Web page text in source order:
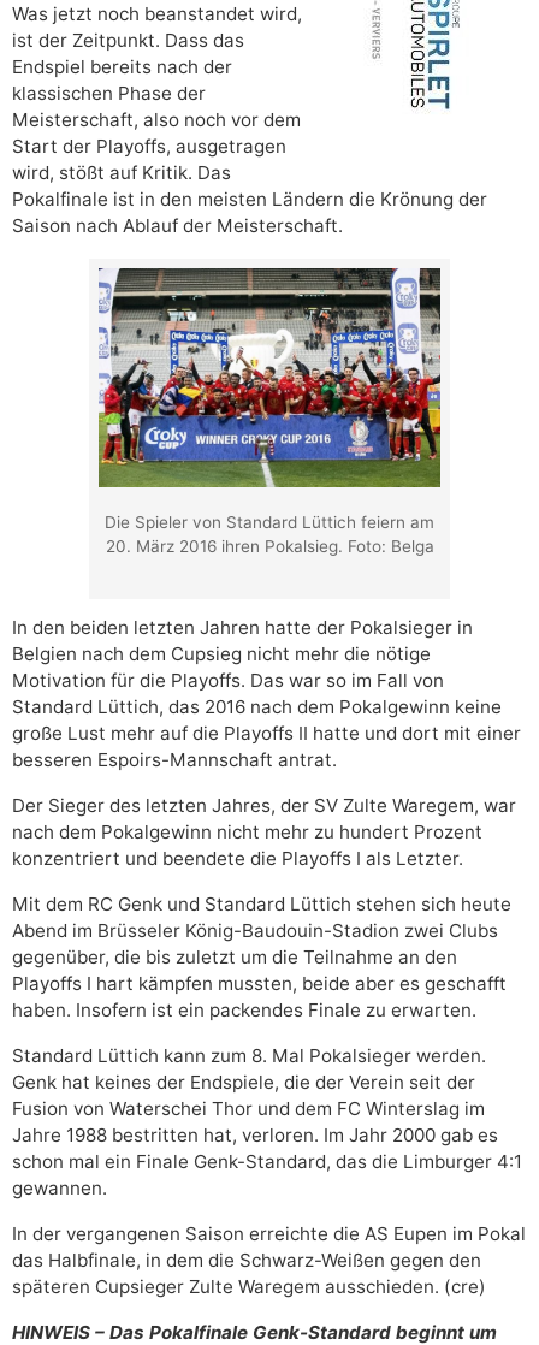
Was jetzt noch beanstandet wird,
ist der Zeitpunkt. Dass das
Endspiel bereits nach der
klassischen Phase der
Meisterschaft, also noch vor dem
Start der Playoffs, ausgetragen
wird, stößt auf Kritik. Das
Pokalfinale ist in den meisten Ländern die Krönung der
Saison nach Ablauf der Meisterschaft.
Die Spieler von Standard Lüttich feiern am
20. März 2016 ihren Pokalsieg. Foto: Belga
In den beiden letzten Jahren hatte der Pokalsieger in
Belgien nach dem Cupsieg nicht mehr die nötige
Motivation für die Playoffs. Das war so im Fall von
Standard Lüttich, das 2016 nach dem Pokalgewinn keine
große Lust mehr auf die Playoffs II hatte und dort mit einer
besseren Espoirs-Mannschaft antrat.
Der Sieger des letzten Jahres, der SV Zulte Waregem, war
nach dem Pokalgewinn nicht mehr zu hundert Prozent
konzentriert und beendete die Playoffs I als Letzter.
Mit dem RC Genk und Standard Lüttich stehen sich heute
Abend im Brüsseler König-Baudouin-Stadion zwei Clubs
gegenüber, die bis zuletzt um die Teilnahme an den
Playoffs I hart kämpfen mussten, beide aber es geschafft
haben. Insofern ist ein packendes Finale zu erwarten.
Standard Lüttich kann zum 8. Mal Pokalsieger werden.
Genk hat keines der Endspiele, die der Verein seit der
Fusion von Waterschei Thor und dem FC Winterslag im
Jahre 1988 bestritten hat, verloren. Im Jahr 2000 gab es
schon mal ein Finale Genk-Standard, das die Limburger 4:1
gewannen.
In der vergangenen Saison erreichte die AS Eupen im Pokal
das Halbfinale, in dem die Schwarz-Weißen gegen den
späteren Cupsieger Zulte Waregem ausschieden. (cre)
HINWEIS – Das Pokalfinale Genk-Standard beginnt um